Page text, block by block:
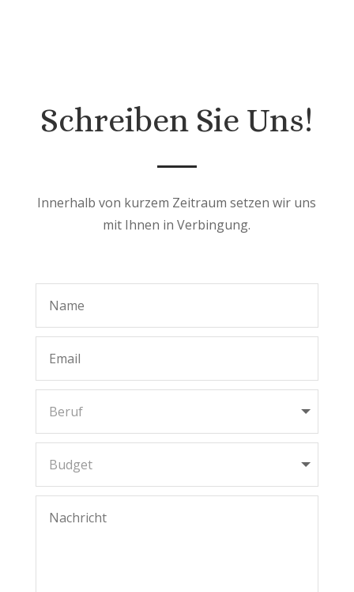
Schreiben Sie Uns!
Innerhalb von kurzem Zeitraum setzen wir uns
mit Ihnen in Verbingung.